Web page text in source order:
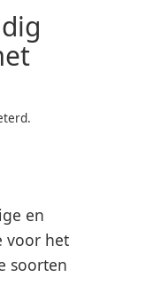
en
voor het
soorten